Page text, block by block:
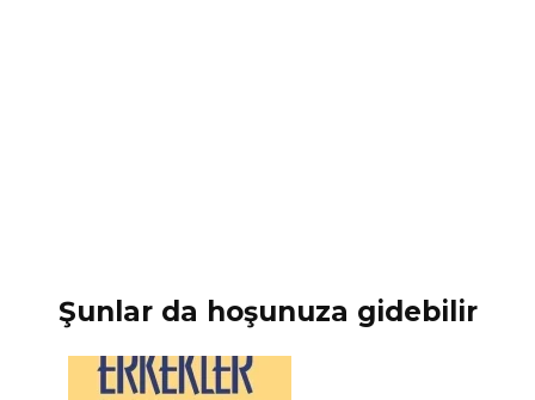
Şunlar da hoşunuza gidebilir